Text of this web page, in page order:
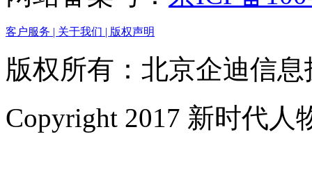
客户服务 | 关于我们 | 版权声明
版权所有：北京企迪信
Copyright 2017 新时代人